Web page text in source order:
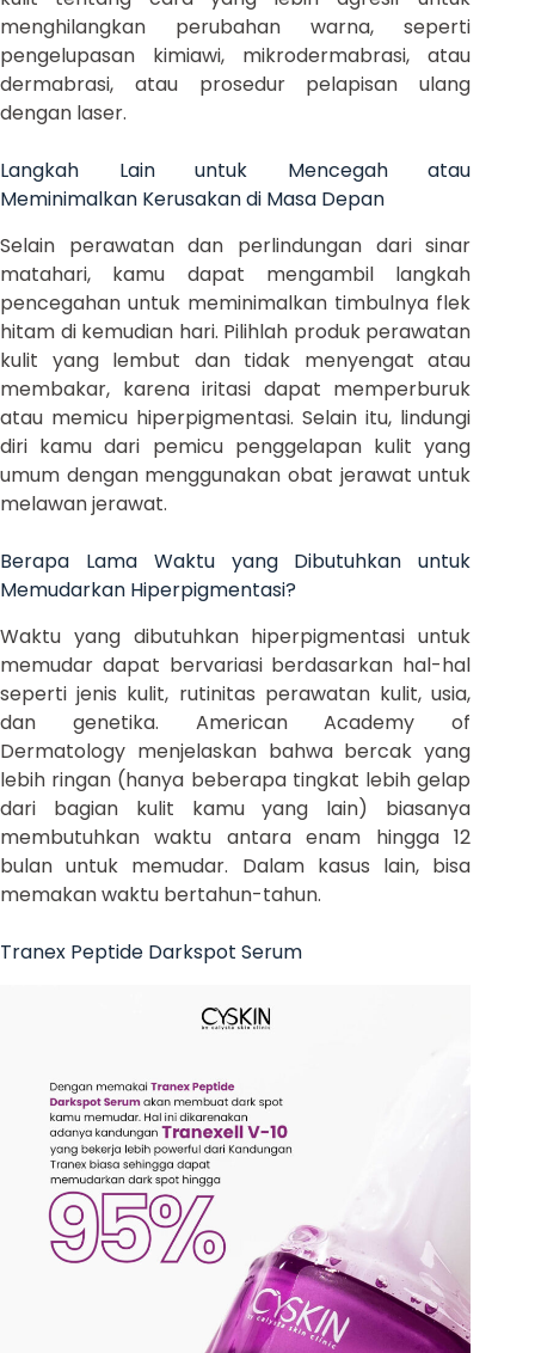
menghilangkan perubahan warna, seperti
pengelupasan kimiawi, mikrodermabrasi, atau
dermabrasi, atau prosedur pelapisan ulang
dengan laser.
Langkah Lain untuk Mencegah atau
Meminimalkan Kerusakan di Masa Depan
Selain perawatan dan perlindungan dari sinar
matahari, kamu dapat mengambil langkah
pencegahan untuk meminimalkan timbulnya flek
hitam di kemudian hari. Pilihlah produk perawatan
kulit yang lembut dan tidak menyengat atau
membakar, karena iritasi dapat memperburuk
atau memicu hiperpigmentasi. Selain itu, lindungi
diri kamu dari pemicu penggelapan kulit yang
umum dengan menggunakan obat jerawat untuk
melawan jerawat.
Berapa Lama Waktu yang Dibutuhkan untuk
Memudarkan Hiperpigmentasi?
Waktu yang dibutuhkan hiperpigmentasi untuk
memudar dapat bervariasi berdasarkan hal-hal
seperti jenis kulit, rutinitas perawatan kulit, usia,
dan genetika. American Academy of
Dermatology menjelaskan bahwa bercak yang
lebih ringan (hanya beberapa tingkat lebih gelap
dari bagian kulit kamu yang lain) biasanya
membutuhkan waktu antara enam hingga 12
bulan untuk memudar. Dalam kasus lain, bisa
memakan waktu bertahun-tahun.
Tranex Peptide Darkspot Serum